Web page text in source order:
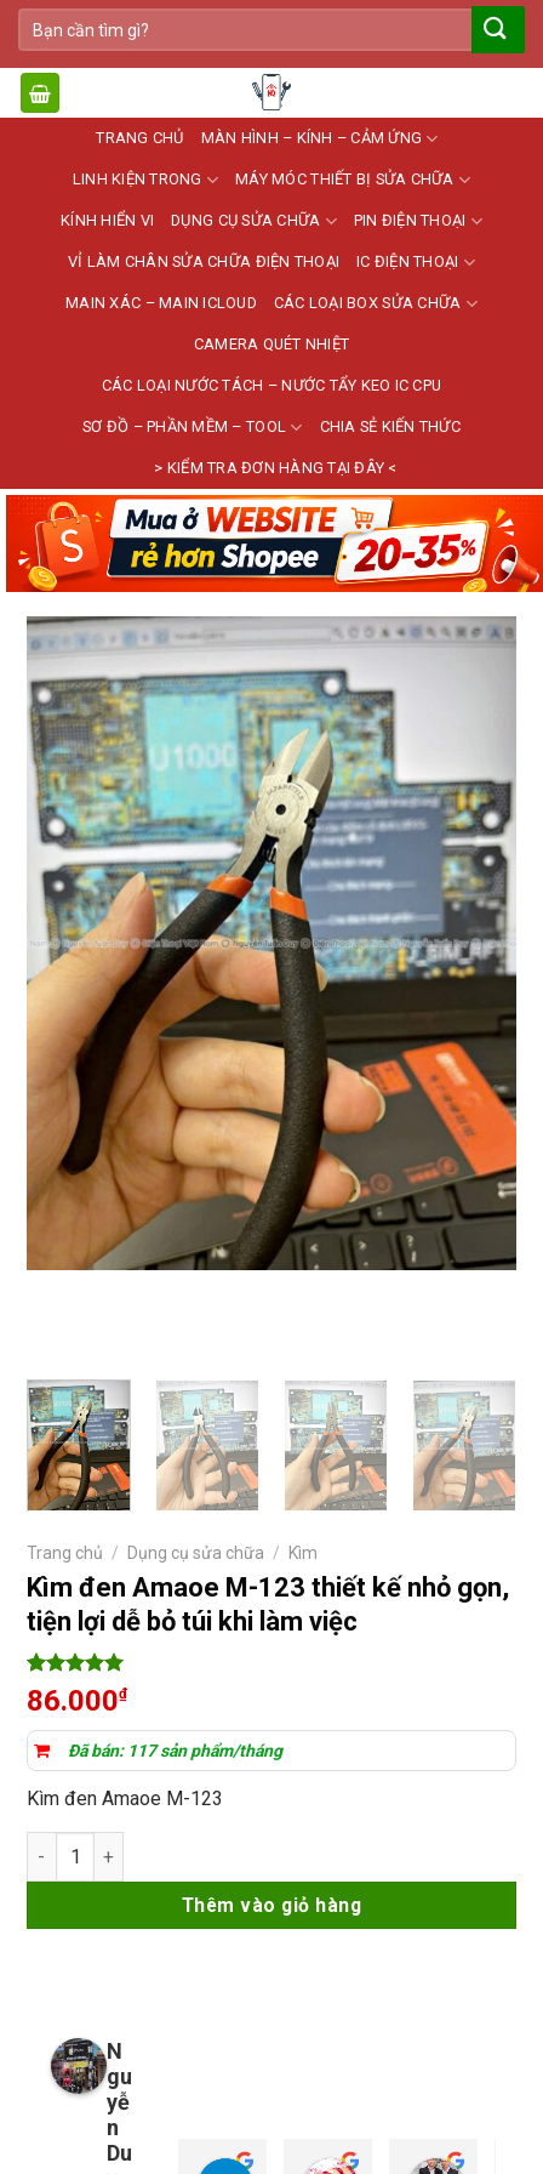
Bỏ
qua
nội
dung
Tìm
kiếm:
TRANG CHỦ MÀN HÌNH – KÍNH – CẢM ỨNG
LINH KIỆN TRONG MÁY MÓC THIẾT BỊ SỬA CHỮA
KÍNH HIỂN VI DỤNG CỤ SỬA CHỮA PIN ĐIỆN THOẠI
VỈ LÀM CHÂN SỬA CHỮA ĐIỆN THOẠI IC ĐIỆN THOẠI
MAIN XÁC – MAIN ICLOUD CÁC LOẠI BOX SỬA CHỮA
CAMERA QUÉT NHIỆT
CÁC LOẠI NƯỚC TÁCH – NƯỚC TẨY KEO IC CPU
SƠ ĐỒ – PHẦN MỀM – TOOL CHIA SẺ KIẾN THỨC
> KIỂM TRA ĐƠN HÀNG TẠI ĐÂY <
Trang chủ / Dụng cụ sửa chữa / Kìm
Kìm đen Amaoe M-123 thiết kế nhỏ gọn,
tiện lợi dễ bỏ túi khi làm việc
5trên 5
dựa trên
4
đánh giá
86.000₫
Đã bán: 117 sản phẩm/tháng
Kìm đen Amaoe M-123
Kìm đen Amaoe M-123 thiết kế nhỏ gọn, tiện lợi dễ bỏ túi khi
Thêm vào giỏ hàng
N
gu
yễ
n
Du